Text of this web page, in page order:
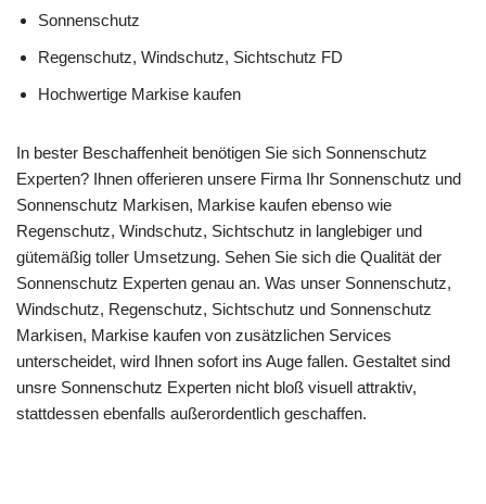
Sonnenschutz
Regenschutz, Windschutz, Sichtschutz FD
Hochwertige Markise kaufen
In bester Beschaffenheit benötigen Sie sich Sonnenschutz
Experten? Ihnen offerieren unsere Firma Ihr Sonnenschutz und
Sonnenschutz Markisen, Markise kaufen ebenso wie
Regenschutz, Windschutz, Sichtschutz in langlebiger und
gütemäßig toller Umsetzung. Sehen Sie sich die Qualität der
Sonnenschutz Experten genau an. Was unser Sonnenschutz,
Windschutz, Regenschutz, Sichtschutz und Sonnenschutz
Markisen, Markise kaufen von zusätzlichen Services
unterscheidet, wird Ihnen sofort ins Auge fallen. Gestaltet sind
unsre Sonnenschutz Experten nicht bloß visuell attraktiv,
stattdessen ebenfalls außerordentlich geschaffen.